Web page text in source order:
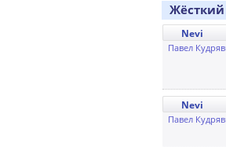
Жёсткий
Nevi
Павел
Nevi
Павел